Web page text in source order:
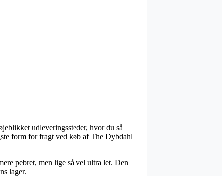
udleveringssteder, hvor du så
form for fragt ved køb af The Dybdahl
pebret, men lige så vel ultra let. Den
lager.